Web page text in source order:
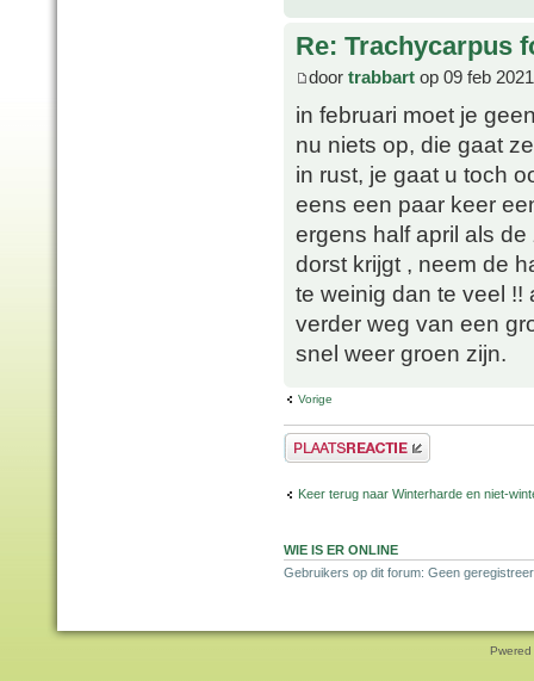
Re: Trachycarpus
door trabbart op 09 feb
in februari moet je
nu niets op, die gaat
in rust, je gaat u toch
eens een paar keer
ergens half april als
dorst krijgt , neem de
te weinig dan te veel
verder weg van een
snel weer groen zijn.
Vorige
Plaats een reactie
Keer terug naar Winterharde en niet-
WIE IS ER ONLINE
Gebruikers op dit forum: Geen